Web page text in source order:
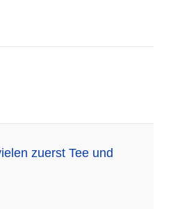
zuerst Tee und